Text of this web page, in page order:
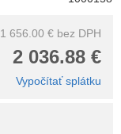
1 656.00 € bez DPH
2 036.88 €
Vypočítať splátku